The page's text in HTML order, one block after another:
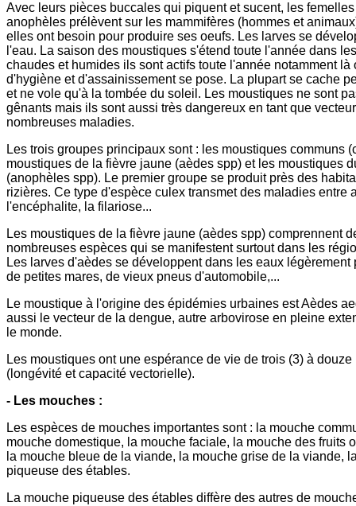
Avec leurs pièces buccales qui piquent et sucent, les
anophèles prélèvent sur les mammifères (hommes et
elles ont besoin pour produire ses oeufs. Les larves se
l'eau. La saison des moustiques s'étend toute l'année dans
chaudes et humides ils sont actifs toute l'année notamment là
d'hygiène et d'assainissement se pose. La plupart se cache
et ne vole qu'à la tombée du soleil. Les moustiques ne sont
gênants mais ils sont aussi très dangereux en tant que
nombreuses maladies.
Les trois groupes principaux sont : les moustiques communs
moustiques de la fièvre jaune (aèdes spp) et les moustiques
(anophèles spp). Le premier groupe se produit près des
rizières. Ce type d'espèce culex transmet des maladies entre
l'encéphalite, la filariose...
Les moustiques de la fièvre jaune (aèdes spp) comprennent
nombreuses espèces qui se manifestent surtout dans les
Les larves d'aèdes se développent dans les eaux légèrement
de petites mares, de vieux pneus d'automobile,...
Le moustique à l'origine des épidémies urbaines est Aèdes
aussi le vecteur de la dengue, autre arbovirose en pleine
le monde.
Les moustiques ont une espérance de vie de trois (3) à
(longévité et capacité vectorielle).
- Les mouches :
Les espèces de mouches importantes sont : la mouche
mouche domestique, la mouche faciale, la mouche des fruits
la mouche bleue de la viande, la mouche grise de la viande,
piqueuse des étables.
La mouche piqueuse des étables diffère des autres de